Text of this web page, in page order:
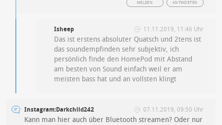
ANTWORTEN
MELDEN
Isheep 11.11.2019, 11:46 Uhr
Das ist erstens absoluter Quatsch und 2tens ist
das soundempfinden sehr subjektiv, ich
persönlich finde den HomePod mit Abstand
am besten von Sound einfach weil er am
meisten bass hat und an vollsten klingt
Instagram:Darkchild242 07.11.2019, 09:50 Uhr
Kann man hier auch über Bluetooth streamen? Oder nur